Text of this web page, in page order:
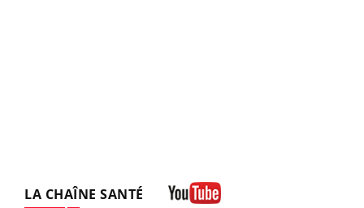
LA CHAÎNE SANTÉ